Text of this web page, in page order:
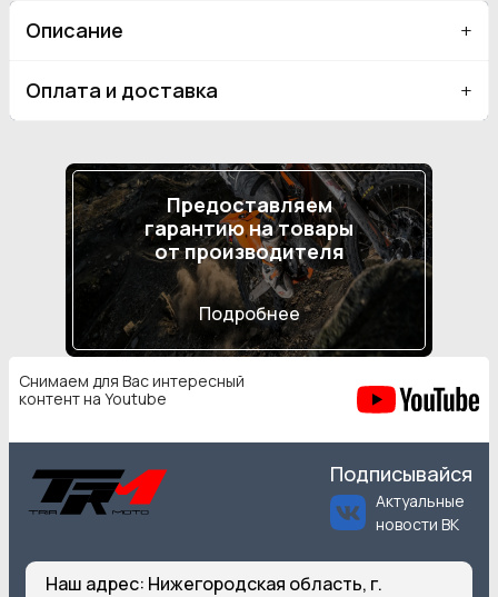
Описание
Оплата и доставка
Предоставляем
гарантию на товары
от производителя
Подробнее
Снимаем для Вас интересный
контент на Youtube
Подписывайся
Актуальные
новости ВК
Наш адрес: Нижегородская область, г.